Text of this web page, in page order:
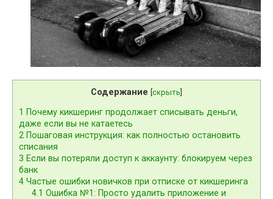
Содержание скрыть
1 Почему кикшеринг продолжает списывать деньги,
даже если вы не катаетесь
2 Пошаговая инструкция: как полностью остановить
списания
3 Если вы потеряли доступ к аккаунту: блокируем через
банк
4 Частые ошибки новичков при отписке от кикшеринга
4.1 Ошибка №1: Просто удалить приложение и